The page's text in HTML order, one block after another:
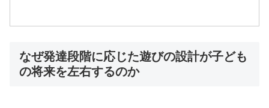
なぜ発達段階に応じた遊びの設計が子ども
の将来を左右するのか